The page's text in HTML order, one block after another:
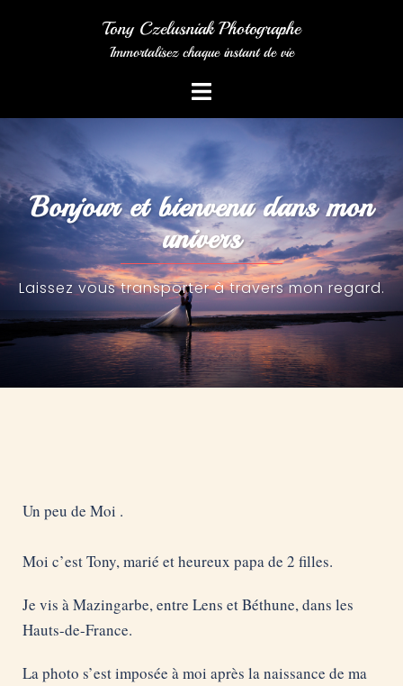
Tony Czelusniak Photographe
Immortalisez chaque instant de vie
Bonjour et bienvenu dans mon
univers
Laissez vous transporter à travers mon regard.
Un peu de Moi .
Moi c’est Tony, marié et heureux papa de 2 filles.
Je vis à Mazingarbe, entre Lens et Béthune, dans les
Hauts-de-France.
La photo s’est imposée à moi après la naissance de ma